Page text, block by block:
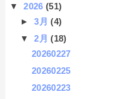
▼ 2026 (51)
►3月 (4)
▼
2月 (18)
20260227
20260225
20260223